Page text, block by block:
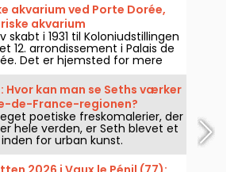
akvarium ved Porte Dorée,
akvarium
skabt i 1931 til Koloniudstillingen
12. arrondissement i Palais de
Det er hjemsted for mere
af småfisk, og det bedste af
der er gratis adgang for unge
Hvor kan man se Seths værker
de-France-regionen?
poetiske freskomalerier, der
hele verden, er Seth blevet et
for urban kunst.
der oprindeligt er fra Paris,
værker på facaderne af